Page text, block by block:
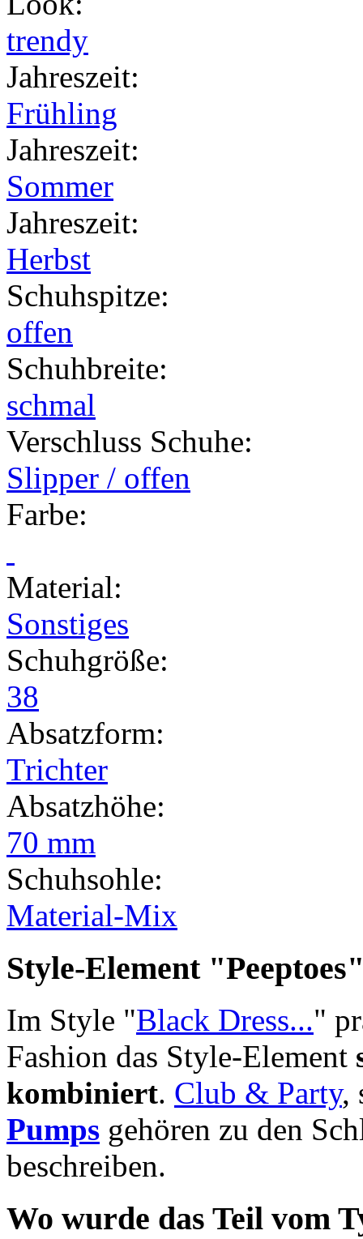
trendy
Jahreszeit:
Frühling
Jahreszeit:
Sommer
Jahreszeit:
Herbst
Schuhspitze:
offen
Schuhbreite:
schmal
Verschluss Schuhe:
Slipper / offen
Farbe:
Material:
Sonstiges
Schuhgröße:
38
Absatzform:
Trichter
Absatzhöhe:
70 mm
Schuhsohle:
Material-Mix
Style-Element
Im Style "Black Dress..."
Fashion das Style-Element
kombiniert. Club & Party,
Pumps gehören zu den
beschreiben.
Wo wurde das Teil vom